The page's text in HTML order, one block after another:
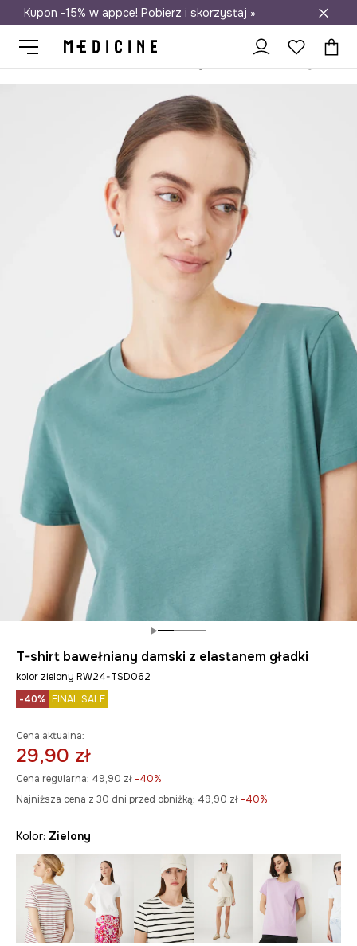
Darmowa dostawa do salonów
Kupon -15% w appce! Pobierz i skorzystaj »
T-shirt bawełniany damski z elastanem gładki
kolor zielony RW24-TSD062
-40% FINAL SALE
Cena aktualna:
29,90 zł
Cena regularna: 49,90 zł -40%
Najniższa cena z 30 dni przed obniżką: 49,90 zł -40%
Kolor: zielony